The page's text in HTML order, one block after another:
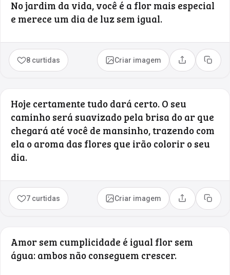
No jardim da vida, você é a flor mais especial
e merece um dia de luz sem igual.
8 curtidas Criar imagem Compartilhar
Copiar
Hoje certamente tudo dará certo. O seu
caminho será suavizado pela brisa do ar que
chegará até você de mansinho, trazendo com
ela o aroma das flores que irão colorir o seu
dia.
7 curtidas Criar imagem Compartilhar
Copiar
Amor sem cumplicidade é igual flor sem
água: ambos não conseguem crescer.